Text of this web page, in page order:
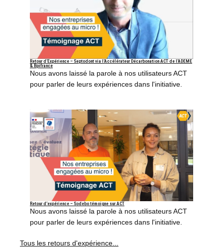
Retour d’Expérience – Septodont via l’Accélérateur Décarbonation ACT de l’ADEME
& Bpifrance
Nous avons laissé la parole à nos utilisateurs ACT
pour parler de leurs expériences dans l'initiative.
Retour d’expérience – Sodebo témoigne sur ACT
Nous avons laissé la parole à nos utilisateurs ACT
pour parler de leurs expériences dans l'initiative.
Tous les retours d'expérience...